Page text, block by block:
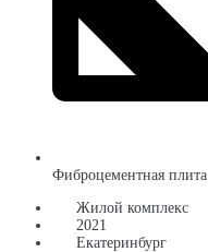
Фиброцементная плита
Жилой комплекс
2021
Екатеринбург